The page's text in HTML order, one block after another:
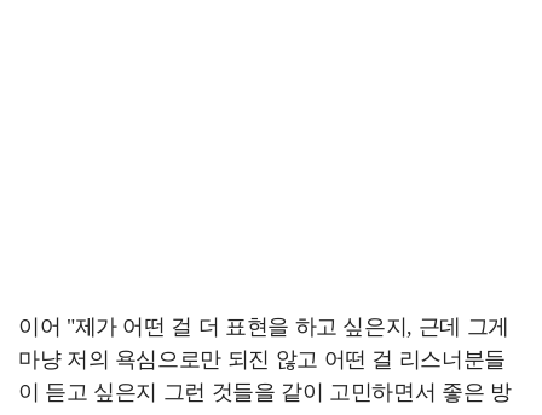
이어 "제가 어떤 걸 더 표현을 하고 싶은지, 근데 그게
마냥 저의 욕심으로만 되진 않고 어떤 걸 리스너분들
이 듣고 싶은지 그런 것들을 같이 고민하면서 좋은 방